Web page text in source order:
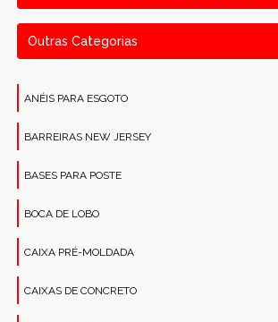
Outras Categorias
ANÉIS PARA ESGOTO
BARREIRAS NEW JERSEY
BASES PARA POSTE
BOCA DE LOBO
CAIXA PRÉ-MOLDADA
CAIXAS DE CONCRETO